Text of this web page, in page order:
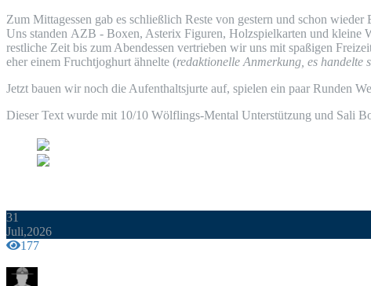
Zum Mit­tag­essen gab es schließ­lich Res­te von ges­tern und schon wie­der
Uns stan­den AZB - Boxen, Aste­rix Figu­ren, Holz­spiel­kar­ten und klei­ne
rest­li­che Zeit bis zum Abend­essen ver­trie­ben wir uns mit spa­ßi­gen
eher einem Frucht­jo­ghurt ähnel­te (redak­tio­nel­le Anmer­kung, es
Jetzt bau­en wir noch die Auf­ent­halts­jur­te auf, spie­len ein paar Run­den
Die­ser Text wur­de mit 10/10 Wöl­f­lings-Men­tal Unter­stüt­zung und Sali
31
Juli,2026
177